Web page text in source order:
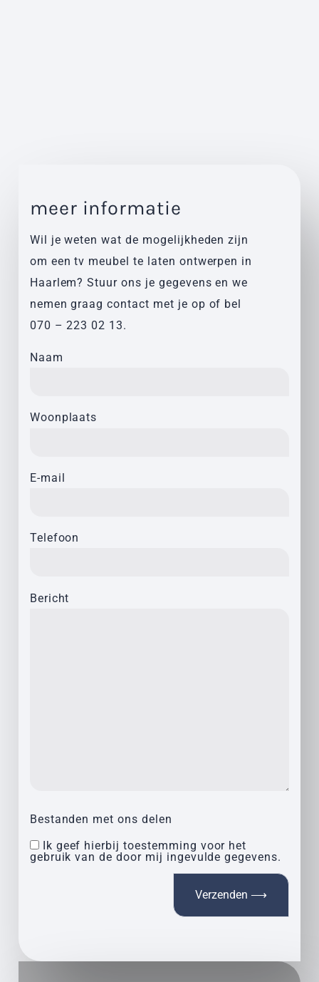
meer informatie
Wil je weten wat de mogelijkheden zijn
om een tv meubel te laten ontwerpen in
Haarlem? Stuur ons je gegevens en we
nemen graag contact met je op of bel
070 – 223 02 13.
Naam
Woonplaats
E-mail
Telefoon
Bericht
Bestanden met ons delen
Ik geef hierbij toestemming voor het
gebruik van de door mij ingevulde gegevens.